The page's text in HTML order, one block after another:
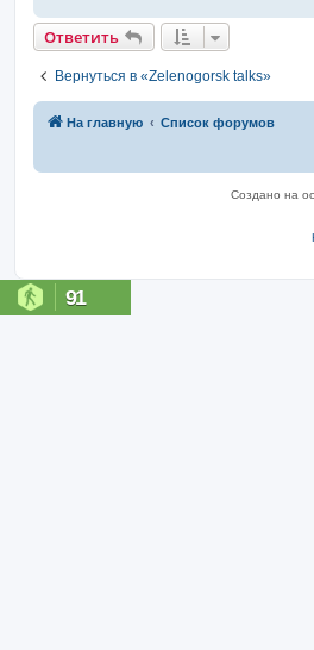
Ответить
Вернуться в «Zelenogorsk talks»
На главную Список форумов
Создано на
91